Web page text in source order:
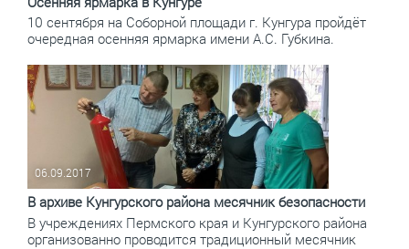
10 сентября на Соборной площади г. Кунгура пройдёт
очередная осенняя ярмарка имени А.С. Губкина.
06.09.2017
В архиве Кунгурского района месячник безопасности
В учреждениях Пермского края и Кунгурского района
организованно проводится традиционный месячник